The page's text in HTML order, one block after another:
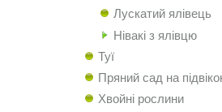
Лускатий ялівець
Нівакі з ялівцю
Туї
Пряний сад на
Хвойні рослини